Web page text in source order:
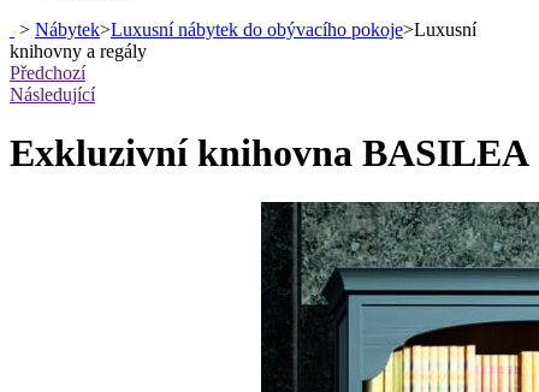
> Nábytek>Luxusní nábytek do obývacího pokoje>Luxusní
knihovny a regály
Předchozí
Následující
Exkluzivní knihovna BASILEA